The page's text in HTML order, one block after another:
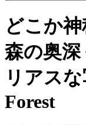
どこか
森の奥
リアス
Forest